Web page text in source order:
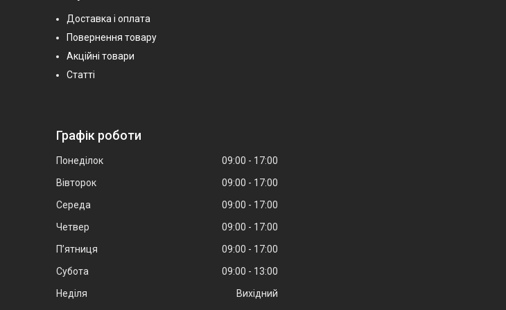
Доставка і оплата
Повернення товару
Акційні товари
Статті
Графік роботи
Понеділок 09:00
17:00
Вівторок
09:00
17:00
Середа
09:00
17:00
Четвер
09:00
17:00
Пʼятниця
09:00
17:00
Субота
09:00
13:00
Неділя
Вихідний